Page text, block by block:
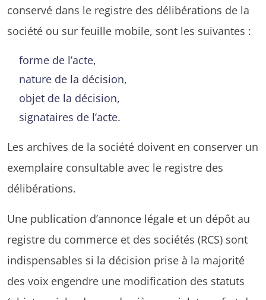
conservé dans le registre des délibérations de la
société ou sur feuille mobile, sont les suivantes :
forme de l’acte,
nature de la décision,
objet de la décision,
signataires de l’acte.
Les archives de la société doivent en conserver un
exemplaire consultable avec le registre des
délibérations.
Une publication d’annonce légale et un dépôt au
registre du commerce et des sociétés (RCS) sont
indispensables si la décision prise à la majorité
des voix engendre une modification des statuts